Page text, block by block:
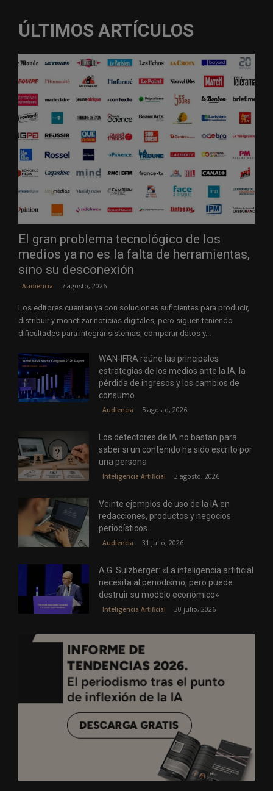
ÚLTIMOS ARTÍCULOS
El gran problema tecnológico de los
medios ya no es la falta de herramientas,
sino su desconexión
Audiencia 7 agosto, 2026
Los editores cuentan ya con soluciones suficientes para producir,
distribuir y monetizar noticias digitales, pero siguen teniendo
dificultades para integrar sistemas, compartir datos y...
WAN-IFRA reúne las principales
estrategias de los medios ante la IA, la
pérdida de ingresos y los cambios de
consumo
Audiencia 5 agosto, 2026
Los detectores de IA no bastan para
saber si un contenido ha sido escrito por
una persona
Inteligencia Artificial 3 agosto, 2026
Veinte ejemplos de uso de la IA en
redacciones, productos y negocios
periodísticos
Audiencia 31 julio, 2026
A.G. Sulzberger: «La inteligencia artificial
necesita al periodismo, pero puede
destruir su modelo económico»
Inteligencia Artificial 30 julio, 2026